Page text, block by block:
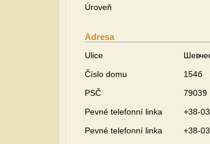
Úroveň
Adresa
Ulice
Číslo domu
154б
PSČ
79039
Pevné telefonní linka
+38-
Pevné telefonní linka
+38-